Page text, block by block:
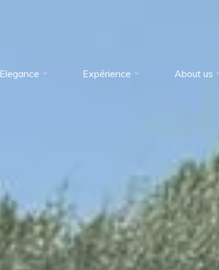
Elegance Expérience About us